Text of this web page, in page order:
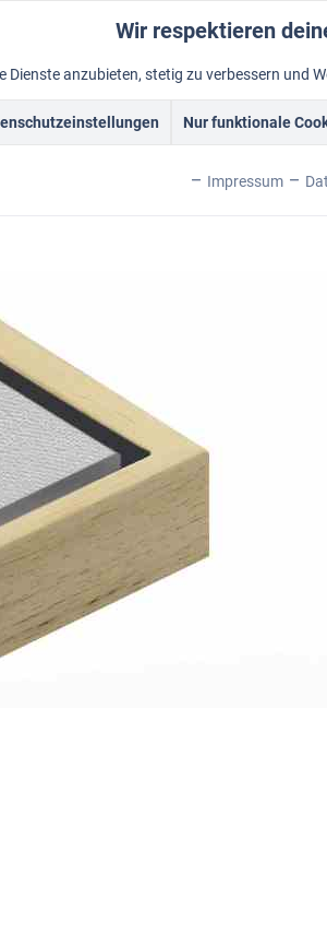
Acrylbilder Rahmen Ölbild
Wir respektieren
anzubieten, stetig zu verbessern und
Nur funktionale
Impressum